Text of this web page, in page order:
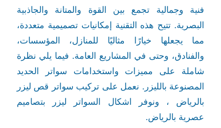
فنية وجمالية تجمع بين القوة والمتانة والجاذبية
البصرية. تتيح هذه التقنية إمكانيات تصميمية متعددة،
مما يجعلها خيارًا مثاليًا للمنازل، المؤسسات،
والفنادق، وحتى في المشاريع العامة. فيما يلي نظرة
شاملة على مميزات واستخدامات سواتر الحديد
المصنوعة بالليزر. نعمل على تركيب سواتر قص ليزر
بالرياض ، ونوفر اشكال السواتر ليزر بتصاميم
عصرية بالرياض.